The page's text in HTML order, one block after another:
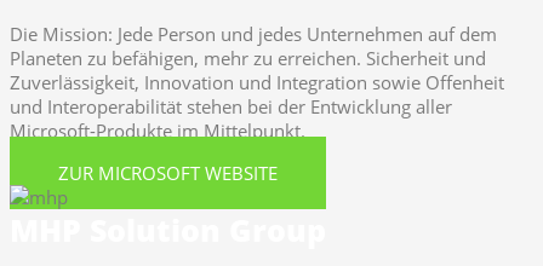
Die Mission: Jede Person und jedes Unternehmen auf dem
Planeten zu befähigen, mehr zu erreichen. Sicherheit und
Zuverlässigkeit, Innovation und Integration sowie Offenheit
und Interoperabilität stehen bei der Entwicklung aller
Microsoft-Produkte im Mittelpunkt.
ZUR MICROSOFT WEBSITE